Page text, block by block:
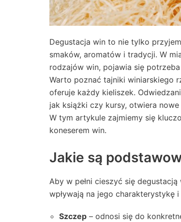
Degustacja win to nie tylko
smaków, aromatów i tradycji. W
rodzajów win, pojawia się
Warto poznać tajniki winiarskiego
oferuje każdy kieliszek.
jak książki czy kursy, otwiera
W tym artykule zajmiemy się
koneserem win.
Jakie są
Aby w pełni cieszyć się
wpływają na jego charakterystykę
Szczep – odnosi się do